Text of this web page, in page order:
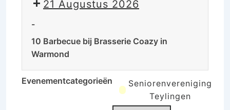
21 Augustus 2026
-
10 Barbecue bij Brasserie Coazy in
Warmond
Evenementcategorieën
Seniorenvereniging
Teylingen